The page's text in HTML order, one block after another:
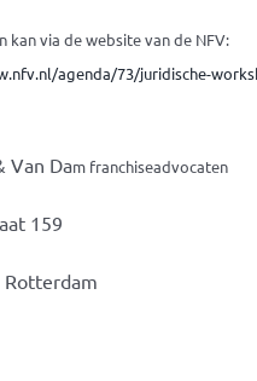
kan via de website van de NFV:
agenda/73/juridische-
Van Dam franchiseadvocaten
159
Rotterdam